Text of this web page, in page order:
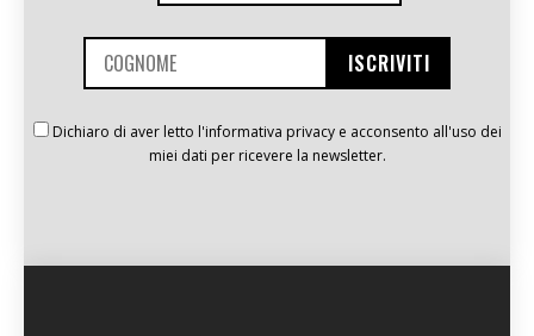
Dichiaro di aver letto l'informativa privacy e acconsento all'uso dei
miei dati per ricevere la newsletter.